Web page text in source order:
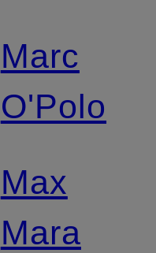
Marc
O'Polo
Max
Mara